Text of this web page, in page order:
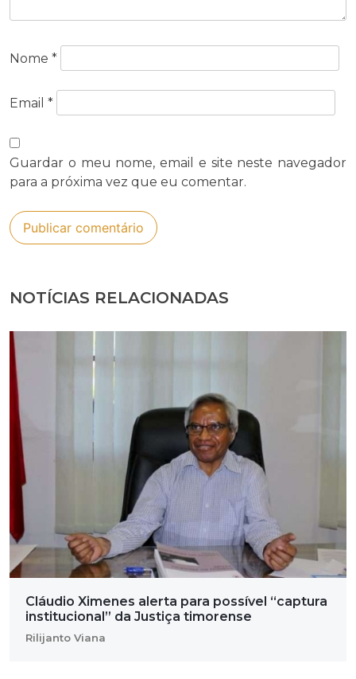
Nome *
Email *
Guardar o meu nome, email e site neste navegador
para a próxima vez que eu comentar.
NOTÍCIAS RELACIONADAS
Cláudio Ximenes alerta para possível “captura
institucional” da Justiça timorense
Rilijanto Viana